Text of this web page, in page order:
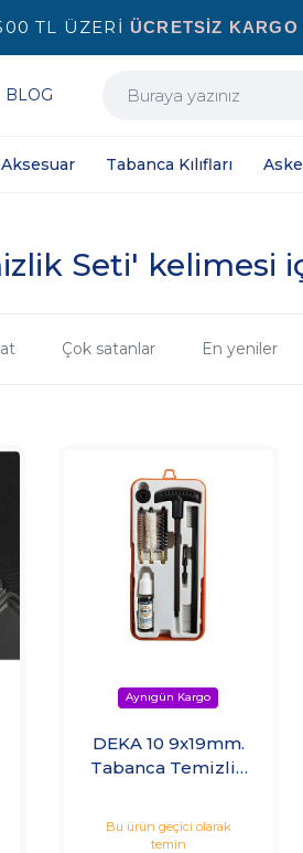
TL ÜZERİ ÜCRETSİZ KARGO
BLOG
Tabanca Kılıfları
Seti' kelimesi
Çok satanlar En yeniler
DEKA 10 9x19mm.
Tabanca Temizlik
Bu ürün geçici olarak
temin